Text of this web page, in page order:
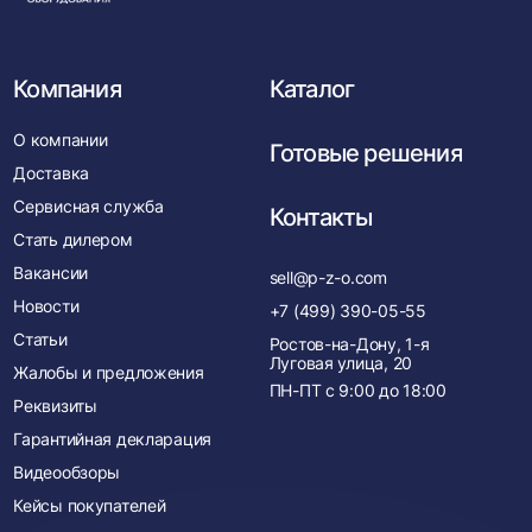
Компания
О компании
Доставка
Сервисная служба
Стать дилером
Вакансии
Новости
Статьи
Жалобы и предложения
Реквизиты
Гарантийная декларация
Видеообзоры
Кейсы покупателей
Каталог
Готовые решения
Контакты
sell@p-z-o.com
+7 (499) 390-05-55
Ростов-на-Дону, 1-я
Луговая улица, 20
ПН-ПТ с 9:00 до 18:00